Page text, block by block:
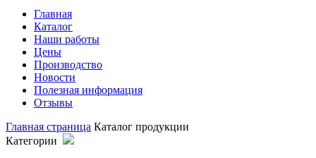
Главная
Каталог
Наши работы
Цены
Производство
Новости
Полезная информация
Отзывы
Главная страница Каталог продукции
Категории